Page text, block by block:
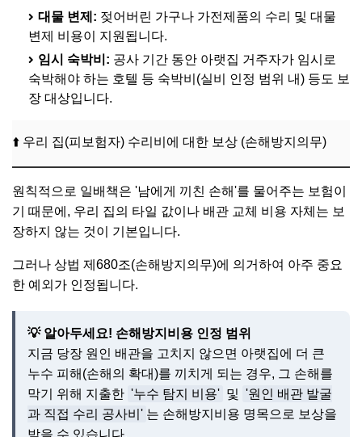
대물 변제: 젖어버린 가구나 가전제품의 수리 및 대물
변제 비용이 지원됩니다.
임시 숙박비: 공사 기간 동안 아랫집 거주자가 임시로
숙박해야 하는 호텔 등 숙박비(실비 인정 범위 내) 등도 보
장 대상입니다.
⬆️ 우리 집(피보험자) 수리비에 대한 보상 (손해방지의무)
원칙적으로 일배책은 '남에게 끼친 손해'를 물어주는 보험이
기 때문에, 우리 집의 타일 값이나 배관 교체 비용 자체는 보
장하지 않는 것이 기본입니다.
그러나 상법 제680조(손해방지의무)에 의거하여 아주 중요
한 예외가 인정됩니다.
💡 알아두세요! 손해방지비용 인정 범위
지금 당장 원인 배관을 고치지 않으면 아랫집에 더 큰
누수 피해(손해의 확대)를 끼치게 되는 경우, 그 손해를
막기 위해 지출한 '누수 탐지 비용' 및 '원인 배관 발굴
과 직접 수리 공사비' 는 손해방지비용 명목으로 보상을
받을 수 있습니다.